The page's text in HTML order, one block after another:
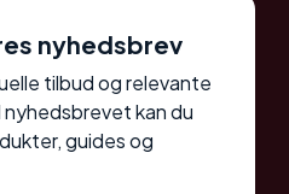
nyhedsbrev
tilbud og relevante
nyhedsbrevet kan du
guides og